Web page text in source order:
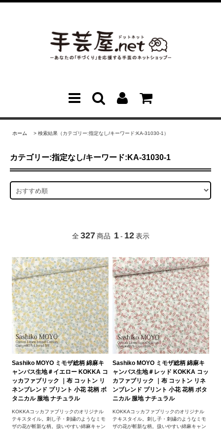
ホーム > 検索結果（カテゴリー:指定なし/キーワード:KA-31030-1）
カテゴリー:指定なし/キーワード:KA-31030-1
全 327 商品 1 - 12 表示
Sashiko MOYO ミモザ総柄 綿麻キ
ャンバス生地＃イエロー KOKKA コ
ッカファブリック ｜布 コットン リ
ネンブレンド プリント 小花 花柄 ボ
タニカル 服地 ナチュラル
KOKKAコッカファブリックのオリジナル
テキスタイル。刺し子・刺繍のようなミモ
ザの花が斬新な柄。扱いやすい綿麻キャン
Sashiko MOYO ミモザ総柄 綿麻キ
ャンバス生地＃レッド KOKKA コッ
カファブリック ｜布 コットン リネ
ンブレンド プリント 小花 花柄 ボタ
ニカル 服地 ナチュラル
KOKKAコッカファブリックのオリジナル
テキスタイル。刺し子・刺繍のようなミモ
ザの花が斬新な柄。扱いやすい綿麻キャン